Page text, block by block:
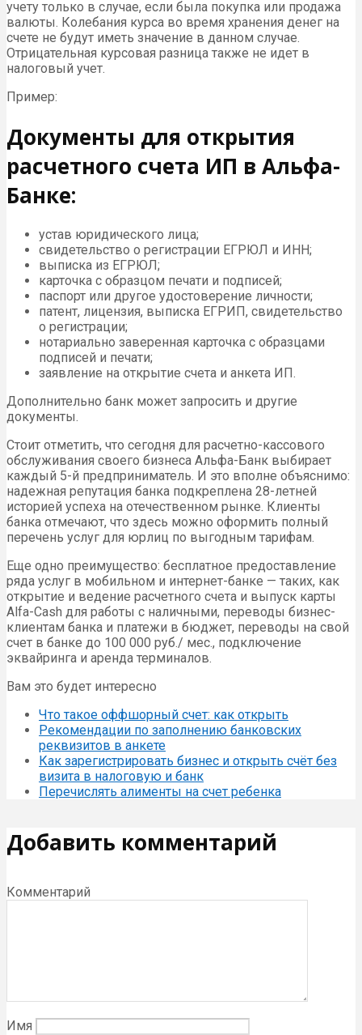
учету только в случае, если была покупка или продажа
валюты. Колебания курса во время хранения денег на
счете не будут иметь значение в данном случае.
Отрицательная курсовая разница также не идет в
налоговый учет.
Пример:
Документы для открытия
расчетного счета ИП в Альфа-
Банке:
устав юридического лица;
свидетельство о регистрации ЕГРЮЛ и ИНН;
выписка из ЕГРЮЛ;
карточка с образцом печати и подписей;
паспорт или другое удостоверение личности;
патент, лицензия, выписка ЕГРИП, свидетельство
о регистрации;
нотариально заверенная карточка с образцами
подписей и печати;
заявление на открытие счета и анкета ИП.
Дополнительно банк может запросить и другие
документы.
Стоит отметить, что сегодня для расчетно-кассового
обслуживания своего бизнеса Альфа-Банк выбирает
каждый 5-й предприниматель. И это вполне объяснимо:
надежная репутация банка подкреплена 28-летней
историей успеха на отечественном рынке. Клиенты
банка отмечают, что здесь можно оформить полный
перечень услуг для юрлиц по выгодным тарифам.
Еще одно преимущество: бесплатное предоставление
ряда услуг в мобильном и интернет-банке — таких, как
открытие и ведение расчетного счета и выпуск карты
Alfa-Cash для работы с наличными, переводы бизнес-
клиентам банка и платежи в бюджет, переводы на свой
счет в банке до 100 000 руб./ мес., подключение
эквайринга и аренда терминалов.
Вам это будет интересно
Что такое оффшорный счет: как открыть
Рекомендации по заполнению банковских
реквизитов в анкете
Как зарегистрировать бизнес и открыть счёт без
визита в налоговую и банк
Перечислять алименты на счет ребенка
Добавить комментарий
Комментарий
Имя